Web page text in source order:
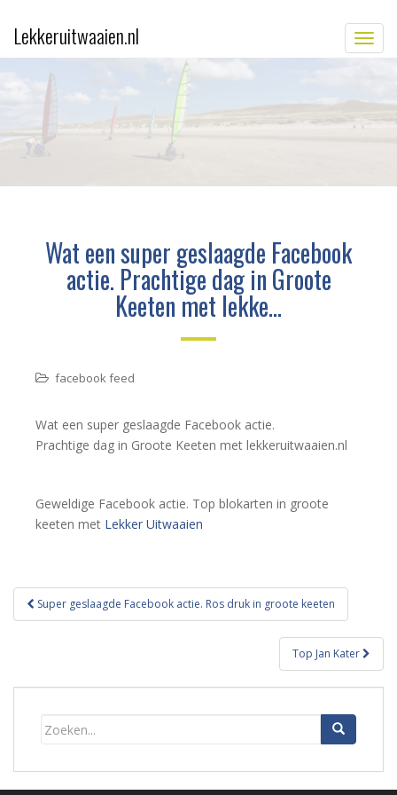
Lekkeruitwaaien.nl
Wat een super geslaagde Facebook
actie. Prachtige dag in Groote
Keeten met lekke…
facebook feed
Wat een super geslaagde Facebook actie.
Prachtige dag in Groote Keeten met lekkeruitwaaien.nl
Geweldige Facebook actie. Top blokarten in groote
keeten met Lekker Uitwaaien
Bericht
navigatie
Super geslaagde Facebook actie. Ros druk in groote keeten
Top Jan Kater